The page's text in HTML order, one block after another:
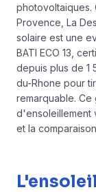
photovoltaiques.
Provence, La
solaire est une
BATI ECO 13,
depuis plus de 1
du-Rhone pour
remarquable.
d'ensoleillement
et la